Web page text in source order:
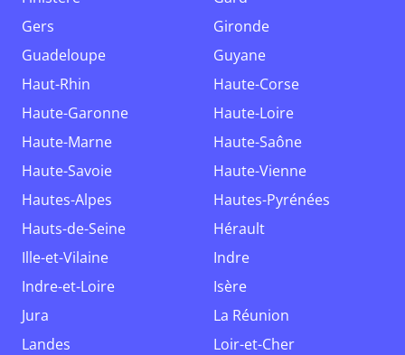
Gers
Gironde
Guadeloupe
Guyane
Haut-Rhin
Haute-Corse
Haute-Garonne
Haute-Loire
Haute-Marne
Haute-Saône
Haute-Savoie
Haute-Vienne
Hautes-Alpes
Hautes-Pyrénées
Hauts-de-Seine
Hérault
Ille-et-Vilaine
Indre
Indre-et-Loire
Isère
Jura
La Réunion
Landes
Loir-et-Cher